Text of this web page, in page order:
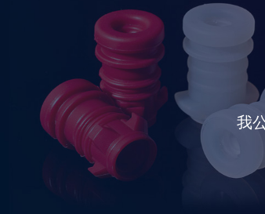
我